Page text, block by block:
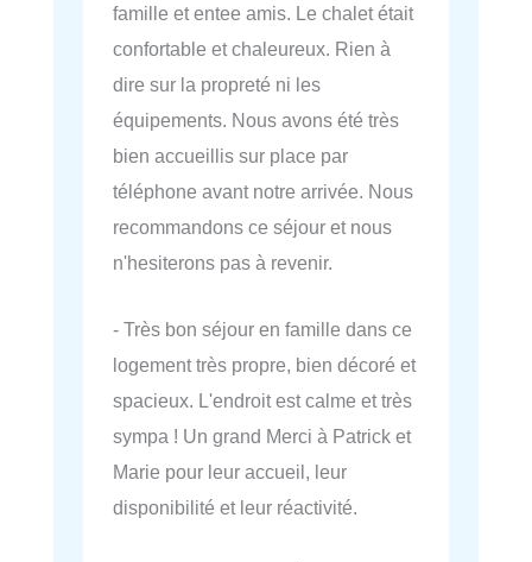
famille et entee amis. Le chalet était
confortable et chaleureux. Rien à
dire sur la propreté ni les
équipements. Nous avons été très
bien accueillis sur place par
téléphone avant notre arrivée. Nous
recommandons ce séjour et nous
n'hesiterons pas à revenir.
- Très bon séjour en famille dans ce
logement très propre, bien décoré et
spacieux. L'endroit est calme et très
sympa ! Un grand Merci à Patrick et
Marie pour leur accueil, leur
disponibilité et leur réactivité.